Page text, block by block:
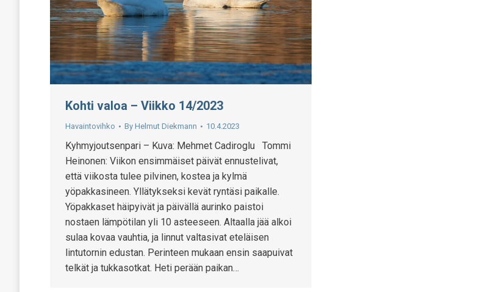
Kohti valoa – Viikko 14/2023
Havaintovihko By Helmut Diekmann 10.4.2023
Kyhmyjoutsenpari – Kuva: Mehmet Cadiroglu Tommi
Heinonen: Viikon ensimmäiset päivät ennustelivat,
että viikosta tulee pilvinen, kostea ja kylmä
yöpakkasineen. Yllätykseksi kevät ryntäsi paikalle.
Yöpakkaset häipyivät ja päivällä aurinko paistoi
nostaen lämpötilan yli 10 asteeseen. Altaalla jää alkoi
sulaa kovaa vauhtia, ja linnut valtasivat eteläisen
lintutornin edustan. Perinteen mukaan ensin saapuivat
telkät ja tukkasotkat. Heti perään paikan…